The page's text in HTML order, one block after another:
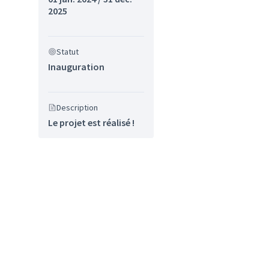
2025
Statut
Inauguration
Description
Le projet est réalisé !